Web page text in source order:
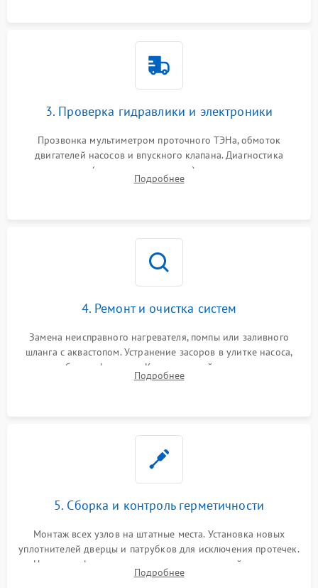
3. Проверка гидравлики и электроники
Прозвонка мультиметром проточного ТЭНа, обмоток
двигателей насосов и впускного клапана. Диагностика
прессостата (датчика уровня воды), датчика мутности,
концевика дверцы и электронного модуля управления.
Подробнее
4. Ремонт и очистка систем
Замена неисправного нагревателя, помпы или заливного
шланга с аквастопом. Устранение засоров в улитке насоса,
патрубках и фильтрах. Компонентный ремонт платы
управления, восстановление поврежденной проводки.
Подробнее
5. Сборка и контроль герметичности
Монтаж всех узлов на штатные места. Установка новых
уплотнителей дверцы и патрубков для исключения протечек.
Надежная фиксация хомутов гидравлической системы,
сборка корпуса и установка датчика поплавка.
Подробнее